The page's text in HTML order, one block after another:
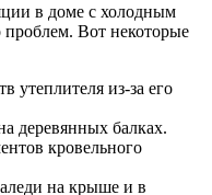
в доме с холодным
Вот некоторые
утеплителя из-за его
деревянных балках.
кровельного
на крыше и в